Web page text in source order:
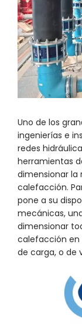
Uno de los
ingenierías e
redes
herramientas
dimensionar la
calefacción.
pone a su
mecánicas,
dimensionar
calefacción en
de carga, o de